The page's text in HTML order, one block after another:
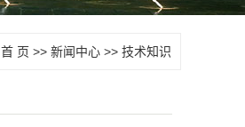
首 页 >> 新闻中心 >> 技术知识